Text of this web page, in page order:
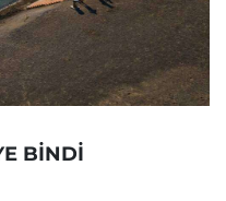
BİNDİ